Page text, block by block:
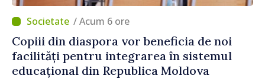
/ Acum 6 ore
Copiii din diaspora vor beneficia de noi
facilități pentru integrarea în sistemul
educațional din Republica Moldova